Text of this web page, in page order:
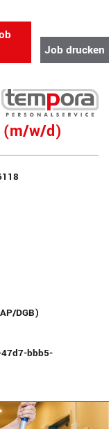
Job drucken
(m/w/d)
DGB)
bbb5-